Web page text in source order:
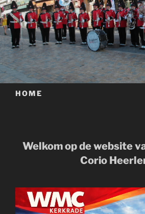
HOME
Welkom op de website
Corio